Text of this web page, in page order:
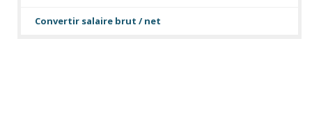
Convertir salaire brut / net